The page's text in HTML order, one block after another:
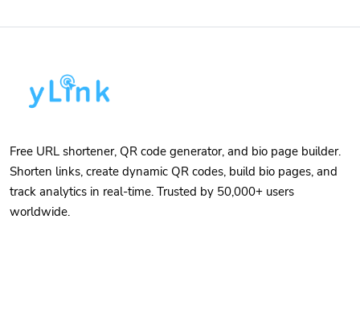
Free URL shortener, QR code generator, and bio page builder.
Shorten links, create dynamic QR codes, build bio pages, and
track analytics in real-time. Trusted by 50,000+ users
worldwide.